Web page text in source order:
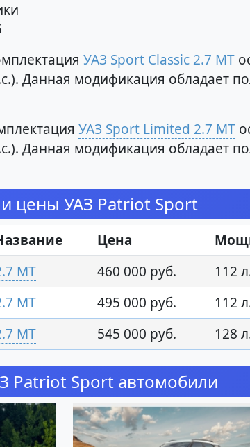
УАЗ Sport Classic 2.7 MT
Данная модификация обладает
УАЗ Sport Limited 2.7 MT
Данная модификация обладает
цены УАЗ Patriot Sport
Цена
MT 460 000 руб. 112
MT 495 000 руб. 112
MT 545 000 руб. 128
Patriot Sport автомобили